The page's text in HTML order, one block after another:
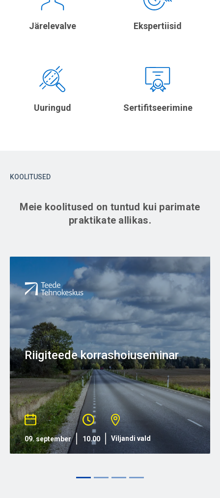
Järelevalve Ekspertiisid
Uuringud Sertifitseerimine
KOOLITUSED
Meie koolitused on tuntud kui parimate
praktikate allikas.
Riigiteede korrashoiuseminar
09. september 10.00 Viljandi vald
Previous